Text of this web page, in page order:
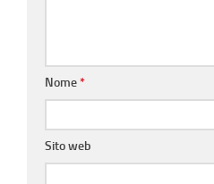
Nome*
Sito web